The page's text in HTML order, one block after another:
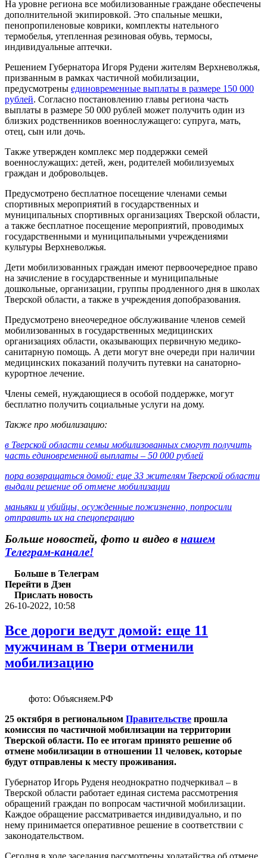
На уровне региона все мобилизованные граждане обеспечены
дополнительной экипировкой. Это спальные мешки,
пенопропиленовые коврики, комплекты нательного
термобелья, утепленная резиновая обувь, термосы,
индивидуальные аптечки.
Решением Губернатора Игоря Рудени жителям Верхневолжья,
призванным в рамках частичной мобилизации,
предусмотрены единовременные выплаты в размере 150 000
рублей. Согласно постановлению главы региона часть
выплаты в размере 50 000 рублей может получить один из
близких родственников военнослужащего: супруга, мать,
отец, сын или дочь.
Также утвержден комплекс мер поддержки семей
военнослужащих: детей, жен, родителей мобилизуемых
граждан и добровольцев.
Предусмотрено бесплатное посещение членами семьи
спортивных мероприятий в государственных и
муниципальных спортивных организациях Тверской области,
а также бесплатное посещение мероприятий, проводимых
государственными и муниципальными учреждениями
культуры Верхневолжья.
Дети мобилизованных граждан имеют первоочередное право
на зачисление в государственные и муниципальные
дошкольные, организации, группы продленного дня в школах
Тверской области, а также в учреждения допобразования.
Предусмотрено внеочередное обслуживание членов семей
мобилизованных в государственных медицинских
организациях области, оказывающих первичную медико-
санитарную помощь. А дети могут вне очереди при наличии
медицинских показаний получить путевки на санаторно-
курортное лечение.
Члены семей, нуждающиеся в особой поддержке, могут
бесплатно получить социальные услуги на дому.
Также про мобилизацию:
в Тверской области семьи мобилизованных смогут получить
часть единовременной выплаты – 50 000 рублей
пора возвращаться домой: еще 33 жителям Тверской области
выдали решение об отмене мобилизации
маньяки и убийцы, осужденные пожизненно, попросили
отправить их на спецоперацию
Больше новостей, фото и видео в нашем
Телеграм-канале!
Больше в Телеграм
Перейти в Дзен
Прислать новость
26-10-2022, 10:58
Все дороги ведут домой: еще 11
мужчинам в Твери отменили
мобилизацию
фото: Объясняем.РФ
25 октября в региональном Правительстве прошла
комиссия по частичной мобилизации на территории
Тверской области. По ее итогам принято решение об
отмене мобилизации в отношении 11 человек, которые
будут отправлены к месту проживания.
Губернатор Игорь Руденя неоднократно подчеркивал – в
Тверской области работает единая система рассмотрения
обращений граждан по вопросам частичной мобилизации.
Каждое обращение рассматривается индивидуально, и по
нему принимается оперативное решение в соответствии с
законодательством.